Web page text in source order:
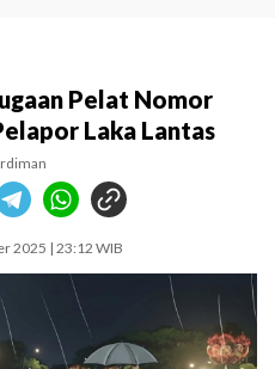
Pelat Nomor
Laka Lantas
2025 | 23:12 WIB